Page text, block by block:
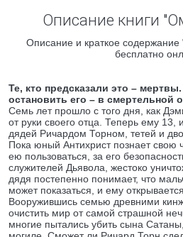
Описание книги
Описание и краткое
бесплатно
Те, кто предсказали это –
остановить его – в смертельной
Семь лет прошло с того дня, как
от руки своего отца. Теперь ему 13,
дядей Ричардом Торном, тетей и
Пока юный Антихрист познает свою
ею пользоваться, за его
служителей Дьявола, жестоко
дядя постепенно понимает, что
может показаться, и ему
Вооружившись семью древними
очистить мир от самой страшной
многие пытались убить сына